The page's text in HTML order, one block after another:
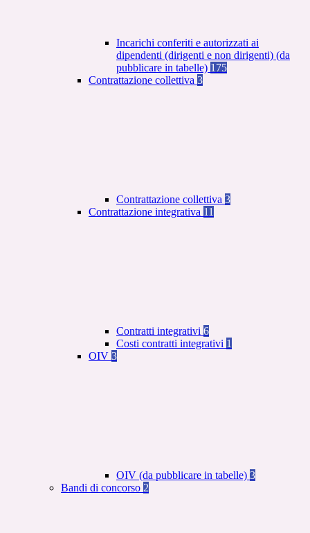
Incarichi conferiti e autorizzati ai
dipendenti (dirigenti e non dirigenti) (da
pubblicare in tabelle) 175
Contrattazione collettiva 3
Contrattazione collettiva 3
Contrattazione integrativa 11
Contratti integrativi 6
Costi contratti integrativi 1
OIV 3
OIV (da pubblicare in tabelle) 3
Bandi di concorso 2